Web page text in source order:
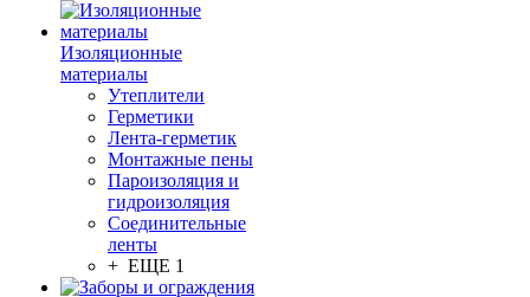
Изоляционные
материалы
Утеплители
Герметики
Лента-герметик
Монтажные пены
Пароизоляция и
гидроизоляция
Соединительные
ленты
+ ЕЩЕ 1